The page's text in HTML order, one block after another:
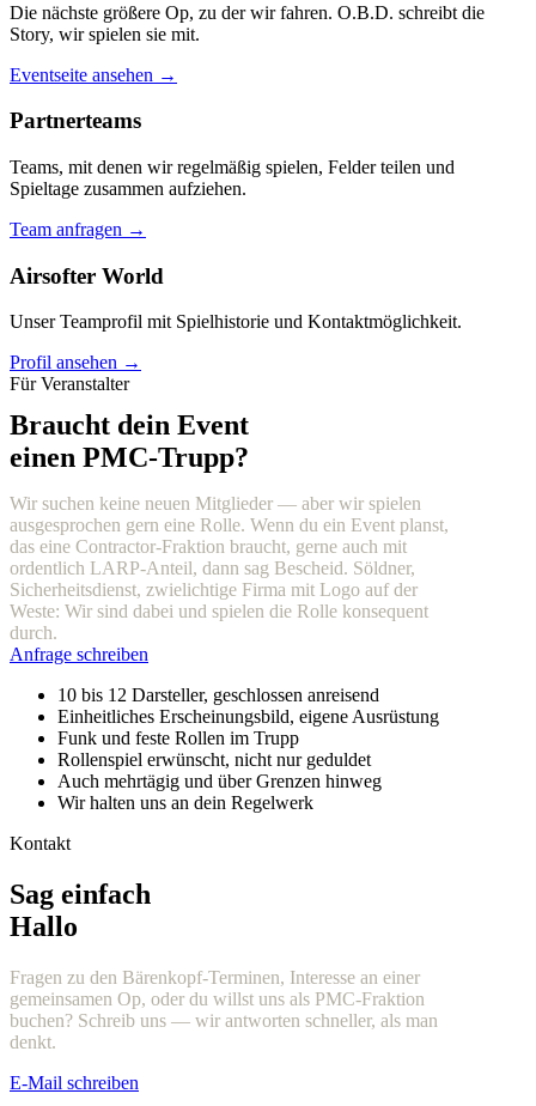
Die nächste größere Op, zu der wir fahren. O.B.D. schreibt die
Story, wir spielen sie mit.
Eventseite ansehen →
Partnerteams
Teams, mit denen wir regelmäßig spielen, Felder teilen und
Spieltage zusammen aufziehen.
Team anfragen →
Airsofter World
Unser Teamprofil mit Spielhistorie und Kontaktmöglichkeit.
Profil ansehen →
Für Veranstalter
Braucht dein Event
einen PMC-Trupp?
Wir suchen keine neuen Mitglieder — aber wir spielen
ausgesprochen gern eine Rolle. Wenn du ein Event planst,
das eine Contractor-Fraktion braucht, gerne auch mit
ordentlich LARP-Anteil, dann sag Bescheid. Söldner,
Sicherheitsdienst, zwielichtige Firma mit Logo auf der
Weste: Wir sind dabei und spielen die Rolle konsequent
durch.
Anfrage schreiben
10 bis 12 Darsteller, geschlossen anreisend
Einheitliches Erscheinungsbild, eigene Ausrüstung
Funk und feste Rollen im Trupp
Rollenspiel erwünscht, nicht nur geduldet
Auch mehrtägig und über Grenzen hinweg
Wir halten uns an dein Regelwerk
Kontakt
Sag einfach
Hallo
Fragen zu den Bärenkopf-Terminen, Interesse an einer
gemeinsamen Op, oder du willst uns als PMC-Fraktion
buchen? Schreib uns — wir antworten schneller, als man
denkt.
E-Mail schreiben